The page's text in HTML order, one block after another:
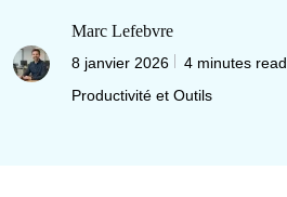
Marc Lefebvre
8 janvier 2026
4 minutes read
Productivité et Outils